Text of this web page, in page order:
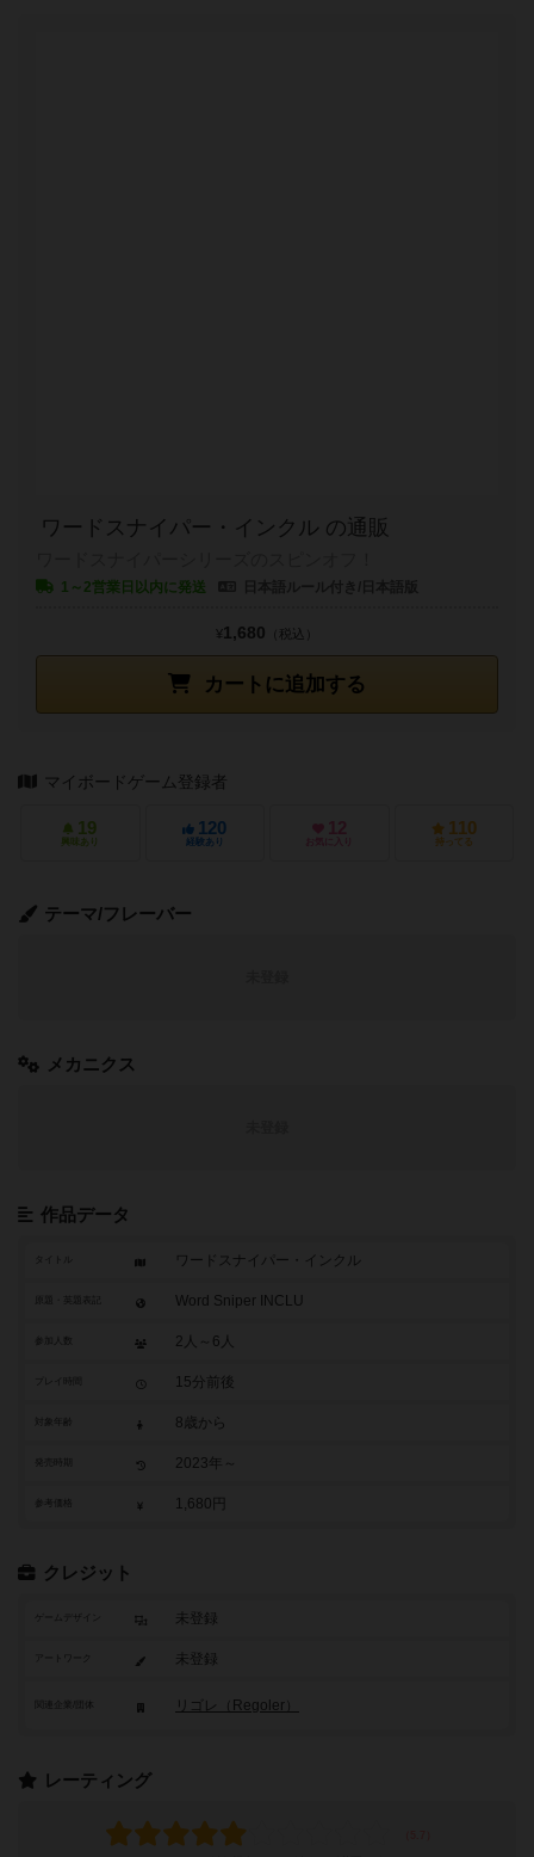
ワードスナイパー・インクル の通販
1～2営業日以内に発送
カートに追加する
¥1,680 （税込）
マイボードゲーム登録者
19
興味あり
120
経験あり
12
お気に入り
110
持ってる
テーマ/フレーバー
メカニクス
作品データ
タイトル ワードスナイパー・インクル
原題・英題表記 Word Sniper INCLU
参加人数 2人～6人
15分前後
対象年齢 8歳から
2023年～
参考価格 1,680円
クレジット
ゲームデザイン 未登録
アートワーク 未登録
リゴレ（Regoler）
レーティング